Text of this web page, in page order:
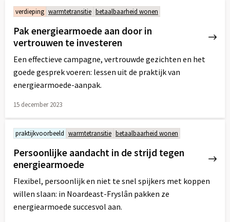
meer
over
verdieping warmtetransitie betaalbaarheid wonen
Pak energiearmoede aan door in
vertrouwen te investeren
Een effectieve campagne, vertrouwde gezichten en het
goede gesprek voeren: lessen uit de praktijk van
energiearmoede-aanpak.
15 december 2023
meer
over
praktijkvoorbeeld warmtetransitie betaalbaarheid wonen
Persoonlijke aandacht in de strijd tegen
energiearmoede
Flexibel, persoonlijk en niet te snel spijkers met koppen
willen slaan: in Noardeast-Fryslân pakken ze
energiearmoede succesvol aan.